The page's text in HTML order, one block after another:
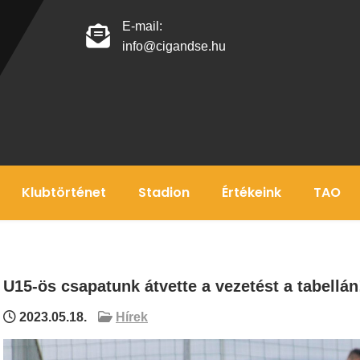
E-mail:
info@cigandse.hu
Klubtörténet Stadion Értékeink TAO
U15-ös csapatunk átvette a vezetést a
2023.05.18. Hírek